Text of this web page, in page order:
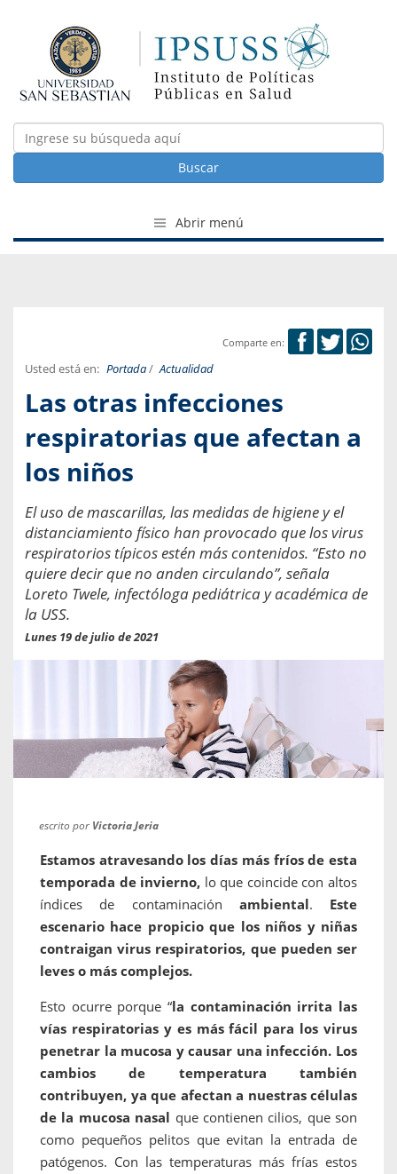
Buscar
Abrir menú
Comparte en:
Usted está en: Portada/ Actualidad
Las otras infecciones
respiratorias que afectan a
los niños
El uso de mascarillas, las medidas de higiene y el
distanciamiento físico han provocado que los virus
respiratorios típicos estén más contenidos. “Esto no
quiere decir que no anden circulando”, señala
Loreto Twele, infectóloga pediátrica y académica de
la USS.
Lunes 19 de julio de 2021
escrito por Victoria Jeria
Estamos atravesando los días más fríos de esta
temporada de invierno, lo que coincide con altos
índices de contaminación ambiental. Este
escenario hace propicio que los niños y niñas
contraigan virus respiratorios, que pueden ser
leves o más complejos.
Esto ocurre porque “la contaminación irrita las
vías respiratorias y es más fácil para los virus
penetrar la mucosa y causar una infección. Los
cambios de temperatura también
contribuyen, ya que afectan a nuestras células
de la mucosa nasal que contienen cilios, que son
como pequeños pelitos que evitan la entrada de
patógenos. Con las temperaturas más frías estos